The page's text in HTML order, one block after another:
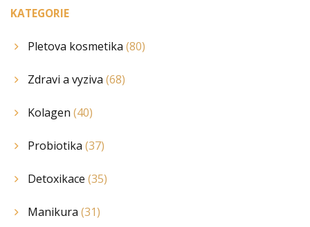
KATEGORIE
Pletova kosmetika (80)
Zdravi a vyziva (68)
Kolagen (40)
Probiotika (37)
Detoxikace (35)
Manikura (31)